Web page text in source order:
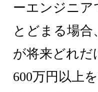
ーエンジニア
とどまる場合
が将来どれだ
600万円以上